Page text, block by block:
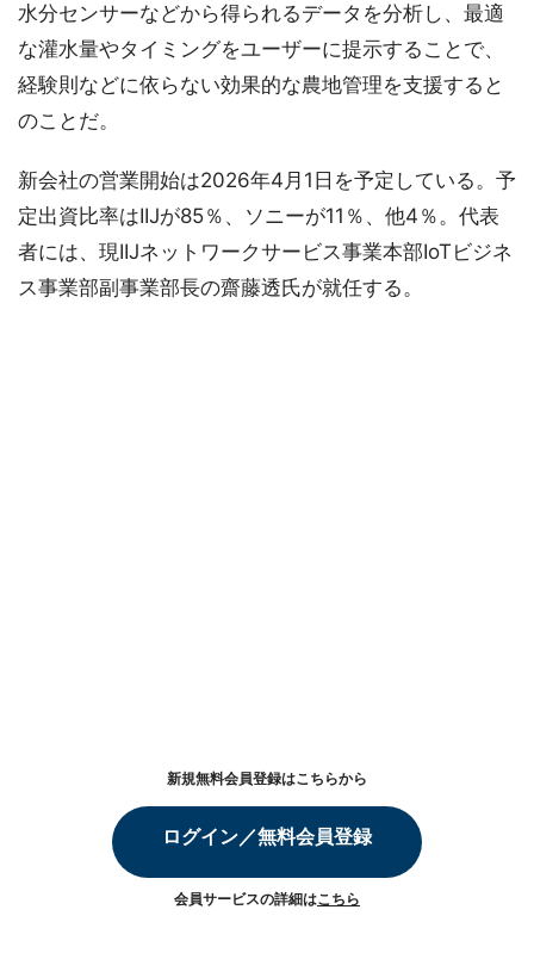
水分センサーなどから得られるデータを分析し、最適
な灌水量やタイミングをユーザーに提示することで、
経験則などに依らない効果的な農地管理を支援すると
のことだ。
新会社の営業開始は2026年4月1日を予定している。予
定出資比率はIIJが85％、ソニーが11％、他4％。代表
者には、現IIJネットワークサービス事業本部IoTビジネ
ス事業部副事業部長の齋藤透氏が就任する。
新規無料会員登録はこちらから
ログイン／無料会員登録
会員サービスの詳細はこちら